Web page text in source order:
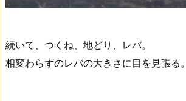
続いて、つくね、地どり、レバ。
相変わらずのレバの大きさに目を見張る。